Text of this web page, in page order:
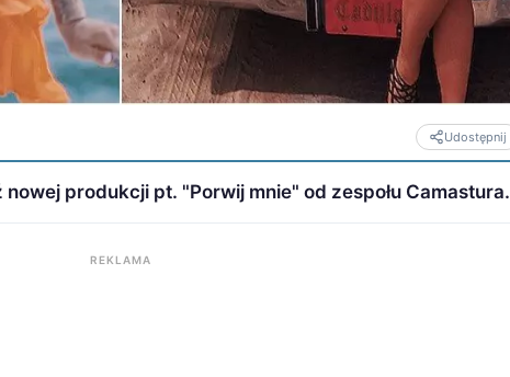
Udostępnij
produkcji pt. "Porwij mnie" od zespołu Camastura.
REKLAMA